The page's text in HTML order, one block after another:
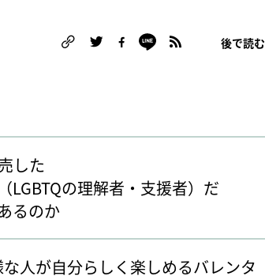
後で読む
した
LGBTQの理解者・支援者）だ
るのか
人が自分らしく楽しめるバレンタ